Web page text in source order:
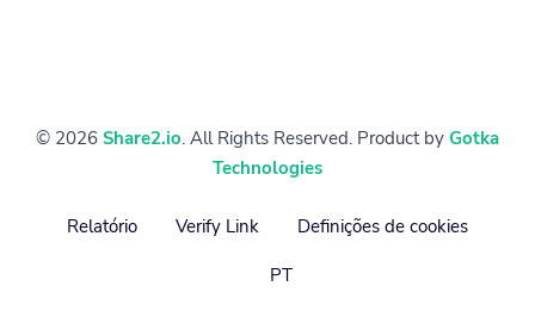
© 2026 Share2.io. All Rights Reserved. Product by Gotka
Technologies
Relatório Verify Link Definições de cookies
PT